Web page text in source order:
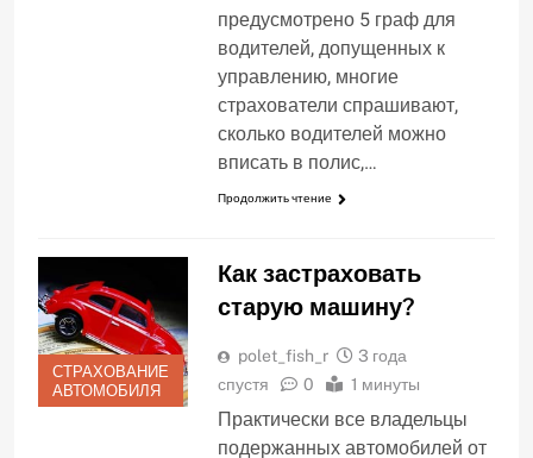
предусмотрено 5 граф для
водителей, допущенных к
управлению, многие
страхователи спрашивают,
сколько водителей можно
вписать в полис,…
Продолжить чтение
СТРАХОВАНИЕ
АВТОМОБИЛЯ
Как застраховать
старую машину?
polet_fish_r
3 года
спустя
0 1 минуты
Практически все владельцы
подержанных автомобилей от